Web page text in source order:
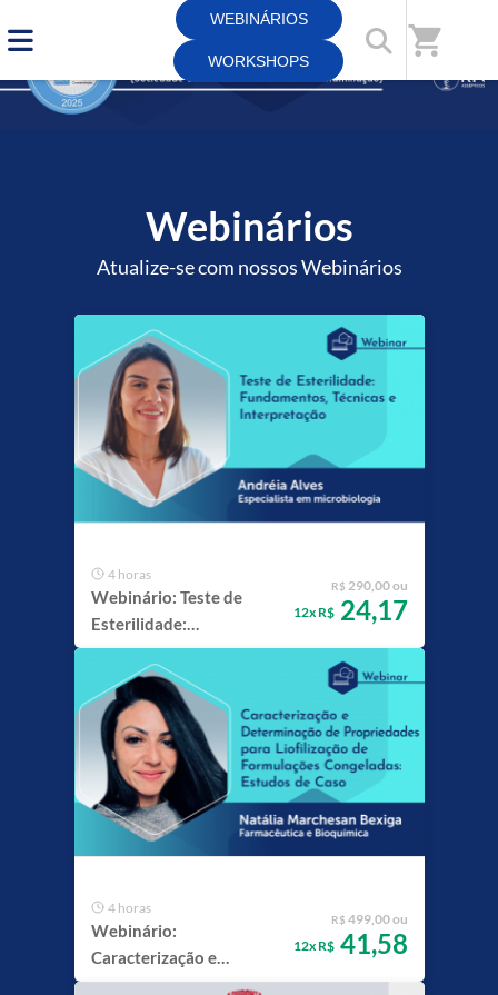
WEBINÁRIOS
WORKSHOPS
shopping_cart
Webinários
Atualize-se com nossos Webinários
4 horas
Webinário: Teste de
Esterilidade:
Fundamentos, Técnicas e
Interpretação
R$ 290,00 ou
12x R$24,17
4 horas
Webinário:
Caracterização e
Determinação de
R$ 499,00 ou
12x R$41,58